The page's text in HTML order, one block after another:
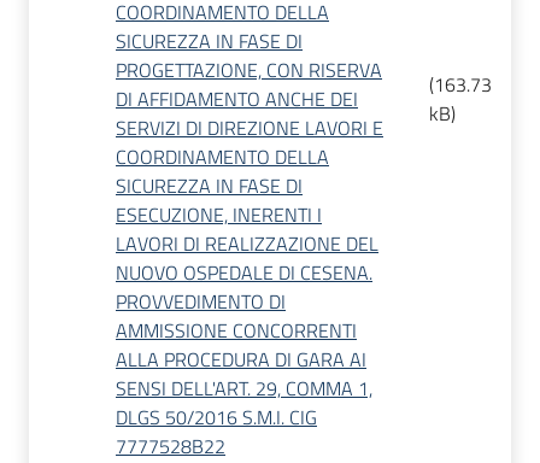
COORDINAMENTO DELLA
SICUREZZA IN FASE DI
PROGETTAZIONE, CON RISERVA
DI AFFIDAMENTO ANCHE DEI
SERVIZI DI DIREZIONE LAVORI E
COORDINAMENTO DELLA
SICUREZZA IN FASE DI
ESECUZIONE, INERENTI I
LAVORI DI REALIZZAZIONE DEL
NUOVO OSPEDALE DI CESENA.
PROVVEDIMENTO DI
AMMISSIONE CONCORRENTI
ALLA PROCEDURA DI GARA AI
SENSI DELL'ART. 29, COMMA 1,
DLGS 50/2016 S.M.I. CIG
7777528B22
(163.73
kB)